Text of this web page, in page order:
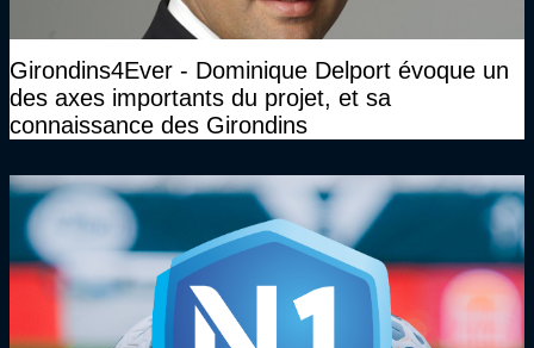
Girondins4Ever - Dominique Delport évoque un
des axes importants du projet, et sa
connaissance des Girondins